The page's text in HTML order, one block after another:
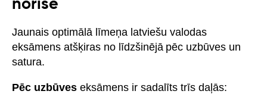
norisē
Jaunais optimālā līmeņa latviešu valodas
eksāmens atšķiras no līdzšinējā pēc uzbūves un
satura.
Pēc uzbūves eksāmens ir sadalīts trīs daļās: